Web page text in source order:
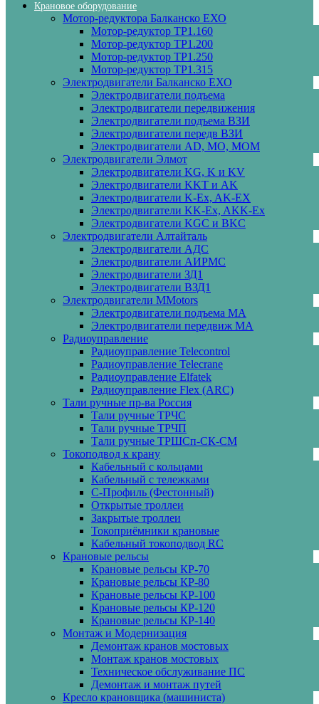
Крановое оборудование
Мотор-редуктора Балканско ЕХО
Мотор-редуктор ТР1.160
Мотор-редуктор ТР1.200
Мотор-редуктор ТР1.250
Мотор-редуктор ТР1.315
Электродвигатели Балканско ЕХО
Электродвигатели подъема
Электродвигатели передвижения
Электродвигатели подъема ВЗИ
Электродвигатели передв ВЗИ
Электродвигатели AD, MO, MOM
Электродвигатели Элмот
Электродвигатели KG, K и KV
Электродвигатели KKT и AK
Электродвигатели K-Ex, AK-EX
Электродвигатели KK-Ex, AKK-Ex
Электродвигатели KGC и BKC
Электродвигатели Алтайталь
Электродвигатели АДС
Электродвигатели АИРМС
Электродвигатели ЗД1
Электродвигатели ВЗД1
Электродвигатели MMotors
Электродвигатели подъема МА
Электродвигатели передвиж МА
Радиоуправление
Радиоуправление Telecontrol
Радиоуправление Telecrane
Радиоуправление Elfatek
Радиоуправление Flex (ARC)
Тали ручные пр-ва Россия
Тали ручные ТРЧС
Тали ручные ТРЧП
Тали ручные ТРШСп-СК-СМ
Токоподвод к крану
Кабельный с кольцами
Кабельный с тележками
С-Профиль (Фестонный)
Открытые троллеи
Закрытые троллеи
Токоприёмники крановые
Кабельный токоподвод RC
Крановые рельсы
Крановые рельсы КР-70
Крановые рельсы КР-80
Крановые рельсы КР-100
Крановые рельсы КР-120
Крановые рельсы КР-140
Монтаж и Модернизация
Демонтаж кранов мостовых
Монтаж кранов мостовых
Техническое обслуживание ПС
Демонтаж и монтаж путей
Кресло крановщика (машиниста)